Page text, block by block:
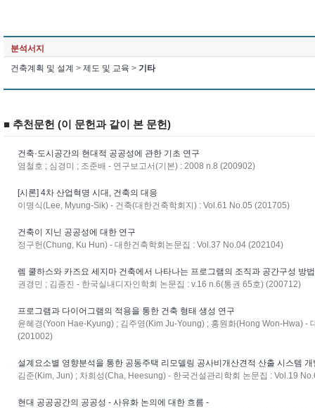
분석서지
건축계획 및 설계 > 제도 및 교육 > 기타
■ 추천문헌 (이 문헌과 같이 본 문헌)
건축·도시공간의 현대적 공공성에 관한 기초 연구
염철호 ; 심경미 ; 조준배 - 연구보고서(기본) : 2008 n.8 (200902)
[시론] 4차 산업혁명 시대, 건축의 대응
이명식(Lee, Myung-Sik) - 건축(대한건축학회지) : Vol.61 No.05 (201705)
건축이 지닌 공공성에 대한 연구
정구헌(Chung, Ku Hun) - 대한건축학회논문집 : Vol.37 No.04 (202104)
렘 쿨하스와 카즈요 세지마 건축에서 나타나는 프로그램의 조직과 공간구성 방
권경민 ; 김종진 - 한국실내디자인학회 논문집 : v.16 n.6(통권 65호) (200712)
프로그램과 다이어그램의 적용을 통한 건축 형태 생성 연구
윤혜경(Yoon Hae-Kyung) ; 김주영(Kim Ju-Young) ; 홍원화(Hong Won-Hwa) -
(201002)
설계요소별 영향분석을 통한 공동주택 리모델링 공사비개산견적 산출 시스템 개
김준(Kim, Jun) ; 차희성(Cha, Heesung) - 한국건설관리학회 논문집 : Vol.19
현대 공공공간의 공공성 - 사유화 논의에 대한 흐름 -